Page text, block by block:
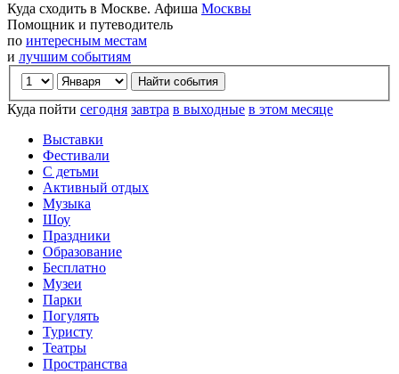
Куда сходить в Москве. Афиша Москвы
Помощник и путеводитель
по интересным местам
и лучшим событиям
Куда пойти сегодня завтра в выходные в этом месяце
Выставки
Фестивали
С детьми
Активный отдых
Музыка
Шоу
Праздники
Образование
Бесплатно
Музеи
Парки
Погулять
Туристу
Театры
Пространства